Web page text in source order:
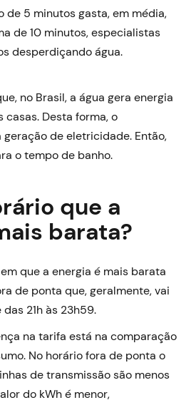
de 5 minutos gasta, em média,
de 10 minutos, especialistas
desperdiçando água.
no Brasil, a água gera energia
Desta forma, o
de eletricidade. Então,
o tempo de banho.
que a
barata?
que a energia é mais barata
de ponta que, geralmente, vai
21h às 23h59.
na tarifa está na comparação
No horário fora de ponta o
de transmissão são menos
do kWh é menor,